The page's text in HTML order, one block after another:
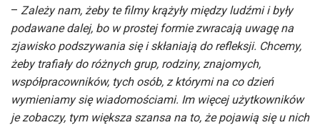
– Zależy nam, żeby te filmy krążyły między ludźmi i były
podawane dalej, bo w prostej formie zwracają uwagę na
zjawisko podszywania się i skłaniają do refleksji. Chcemy,
żeby trafiały do różnych grup, rodziny, znajomych,
współpracowników, tych osób, z którymi na co dzień
wymieniamy się wiadomościami. Im więcej użytkowników
je zobaczy, tym większa szansa na to, że pojawią się u nich